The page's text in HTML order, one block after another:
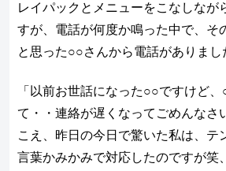
レイパックとメニューをこなしなが
すが、電話が何度か鳴った中で、そ
と思った○○さんから電話がありまし
「以前お世話になった○○ですけど
て・・連絡が遅くなってごめんなさ
こえ、昨日の今日で驚いた私は、テ
言葉かみかみで対応したのですが笑